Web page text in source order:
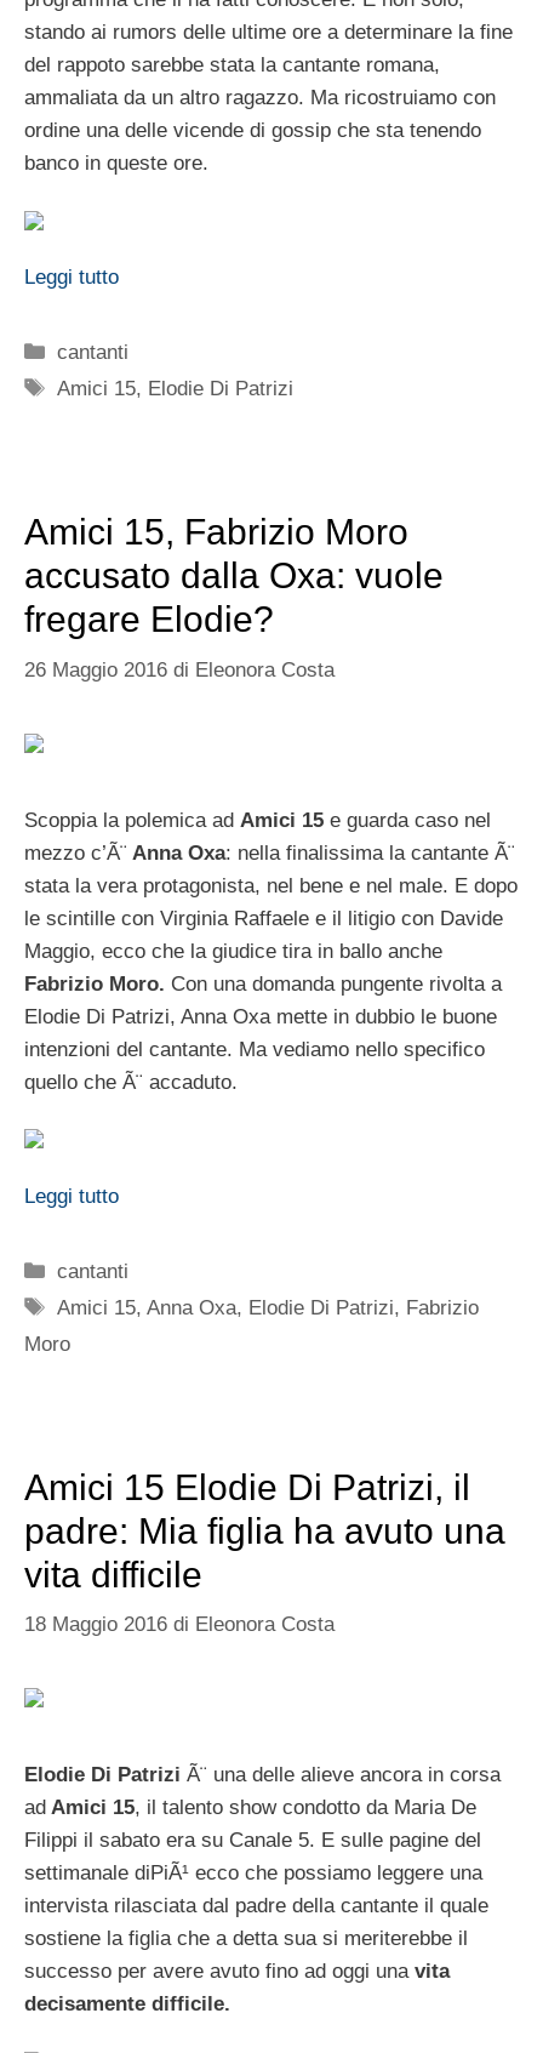
stando ai rumors delle ultime ore a determinare la fine
del rappoto sarebbe stata la cantante romana,
ammaliata da un altro ragazzo. Ma ricostruiamo con
ordine una delle vicende di gossip che sta tenendo
banco in queste ore.
Leggi tutto
Categorie
cantanti
Tag
Amici 15, Elodie Di Patrizi
Amici 15, Fabrizio Moro
accusato dalla Oxa: vuole
fregare Elodie?
26 Maggio 2016 di Eleonora Costa
Scoppia la polemica ad Amici 15 e guarda caso nel
mezzo c’Ã¨ Anna Oxa: nella finalissima la cantante Ã¨
stata la vera protagonista, nel bene e nel male. E dopo
le scintille con Virginia Raffaele e il litigio con Davide
Maggio, ecco che la giudice tira in ballo anche
Fabrizio Moro. Con una domanda pungente rivolta a
Elodie Di Patrizi, Anna Oxa mette in dubbio le buone
intenzioni del cantante. Ma vediamo nello specifico
quello che Ã¨ accaduto.
Leggi tutto
Categorie
cantanti
Tag
Amici 15,Anna Oxa, Elodie Di Patrizi, Fabrizio
Moro
Amici 15 Elodie Di Patrizi, il
padre: Mia figlia ha avuto una
vita difficile
18 Maggio 2016 di Eleonora Costa
Elodie Di Patrizi Ã¨ una delle alieve ancora in corsa
ad Amici 15, il talento show condotto da Maria De
Filippi il sabato era su Canale 5. E sulle pagine del
settimanale diPiÃ¹ ecco che possiamo leggere una
intervista rilasciata dal padre della cantante il quale
sostiene la figlia che a detta sua si meriterebbe il
successo per avere avuto fino ad oggi una vita
decisamente difficile.